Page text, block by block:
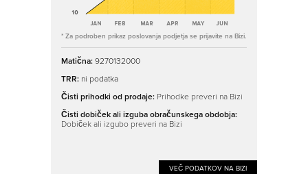
* Za podroben prikaz poslovanja podjetja se prijavite na Bizi.
Matična:9270132000
TRR: ni podatka
Čisti prihodki od prodaje: Prihodke preveri na Bizi
Čisti dobiček ali izguba obračunskega obdobja:
Dobiček ali izgubo preveri na Bizi
VEČ PODATKOV NA BIZI